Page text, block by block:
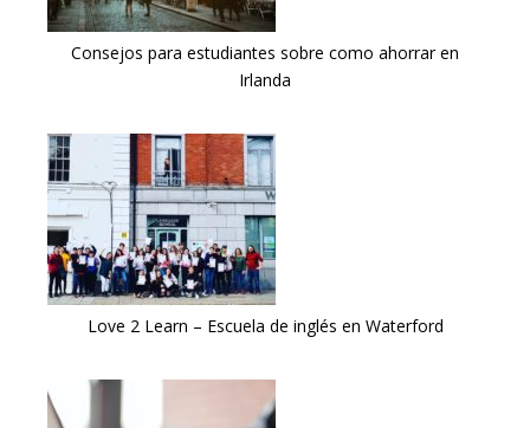
Consejos para estudiantes sobre como ahorrar en
Irlanda
Love 2 Learn – Escuela de inglés en Waterford